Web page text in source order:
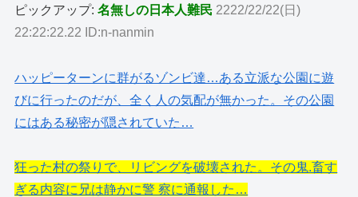
ピックアップ:名無しの日本人難民 2222/22/22(日)
22:22:22.22 ID:n-nanmin
ハッピーターンに群がるゾンビ達…ある立派な公園に遊
びに行ったのだが、全く人の気配が無かった。その公園
にはある秘密が隠されていた…
狂った村の祭りで、リビングを破壊された。その鬼.畜す
ぎる内容に兄は静かに警 察に通報した…